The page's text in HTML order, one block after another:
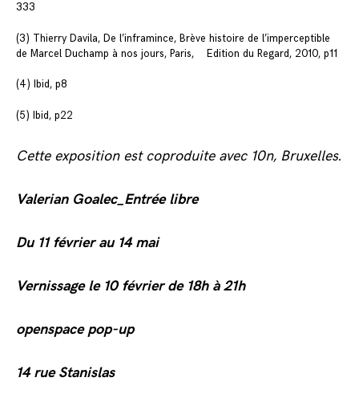
333
(3) Thierry Davila, De l’inframince, Brève histoire de l’imperceptible
de Marcel Duchamp à nos jours, Paris, Edition du Regard, 2010, p11
(4) Ibid, p8
(5) Ibid, p22
Cette exposition est coproduite avec 10n, Bruxelles.
Valerian Goalec_Entrée libre
Du 11 février au 14 mai
Vernissage le 10 février de 18h à 21h
openspace pop-up
14 rue Stanislas